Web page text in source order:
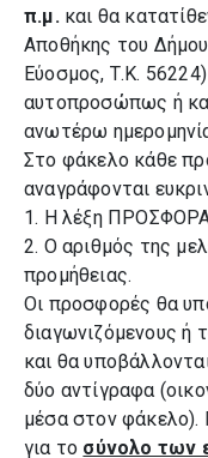
π.μ. και θα
Αποθήκης του
Εύοσμος, Τ.Κ.
αυτοπροσώπως ή
ανωτέρω
Στο φάκελο κάθε
αναγράφονται
1. Η λέξη
2. Ο αριθμός της
προμήθειας.
Οι προσφορές θα
διαγωνιζόμενους ή
και θα
δύο αντίγραφα
μέσα στον φάκελο).
για το σύνολο των